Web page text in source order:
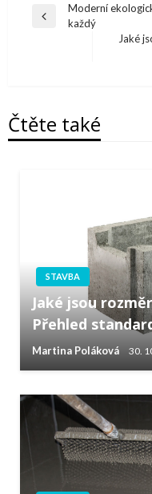
Navigace
Předchazí
Moderní
každý
Jaké
Čtěte také
STAVBA
Jaké jsou
Přehled
Martina Poláková 30.